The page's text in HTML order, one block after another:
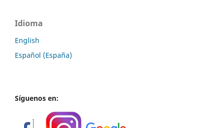
Idioma
English
Español (España)
Síguenos en: